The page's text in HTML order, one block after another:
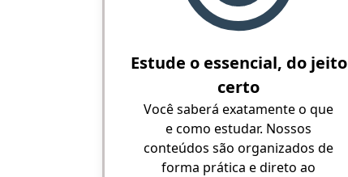
Estude o essencial, do jeito
certo
Você saberá exatamente o que
e como estudar. Nossos
conteúdos são organizados de
forma prática e direto ao